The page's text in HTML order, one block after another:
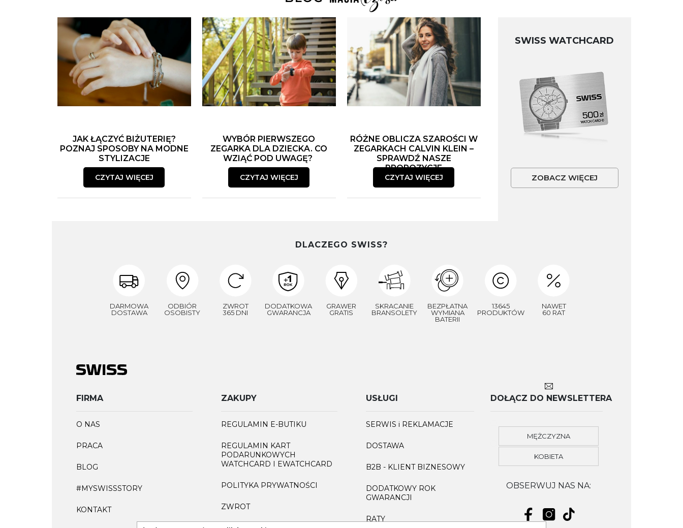
JAK ŁĄCZYĆ BIŻUTERIĘ?
POZNAJ SPOSOBY NA MODNE
STYLIZACJE
CZYTAJ WIĘCEJ
WYBÓR PIERWSZEGO
ZEGARKA DLA DZIECKA. CO
WZIĄĆ POD UWAGĘ?
CZYTAJ WIĘCEJ
RÓŻNE OBLICZA SZAROŚCI W
ZEGARKACH CALVIN KLEIN –
SPRAWDŹ NASZE
PROPOZYCJE
CZYTAJ WIĘCEJ
SWISS WATCHCARD
ZOBACZ WIĘCEJ
DLACZEGO SWISS?
DARMOWA
DOSTAWA
ODBIÓR
OSOBISTY
ZWROT
365 DNI
DODATKOWA
GWARANCJA
GRAWER
GRATIS
SKRACANIE
BRANSOLETY
BEZPŁATNA
WYMIANA
BATERII
13645
PRODUKTÓW
NAWET
60 RAT
FIRMA
O NAS
PRACA
BLOG
#MYSWISSSTORY
KONTAKT
ZAKUPY
REGULAMIN E-BUTIKU
REGULAMIN KART
PODARUNKOWYCH
WATCHCARD I EWATCHCARD
POLITYKA PRYWATNOŚCI
ZWROT
USŁUGI
SERWIS i REKLAMACJE
DOSTAWA
B2B - KLIENT BIZNESOWY
DODATKOWY ROK
GWARANCJI
RATY
DOŁĄCZ DO NEWSLETTERA
MĘŻCZYZNA
KOBIETA
OBSERWUJ NAS NA: